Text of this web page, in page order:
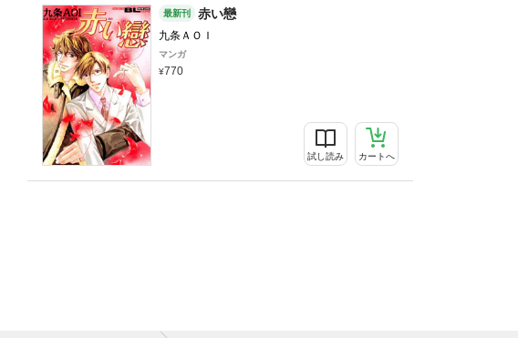
最新刊 赤い戀
九条ＡＯＩ
マンガ
770
試し読み カートへ